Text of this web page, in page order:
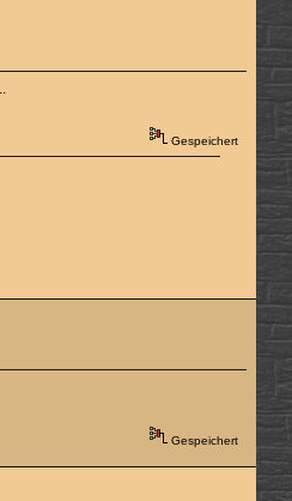
Gespeichert
Gespeichert